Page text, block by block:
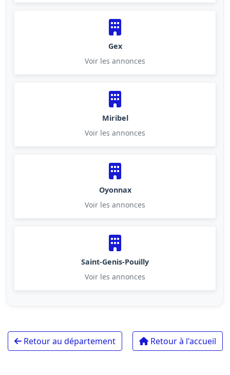
Gex
Voir les annonces
Miribel
Voir les annonces
Oyonnax
Voir les annonces
Saint-Genis-Pouilly
Voir les annonces
Retour au département Retour à l'accueil